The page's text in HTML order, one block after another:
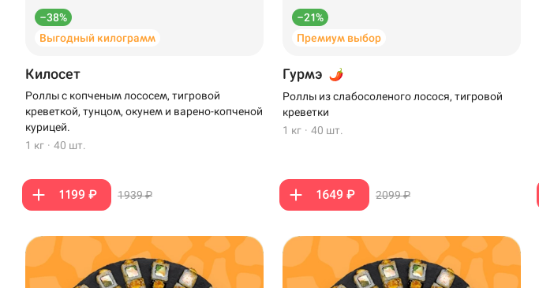
–38%
Выгодный килограмм
Килосет
Роллы с копченым лососем, тигровой
креветкой, тунцом, окунем и варено-копченой
курицей.
1 кг · 40 шт.
1199 ₽ 1939 ₽
–21%
Премиум выбор
Гурмэ
Роллы из слабосоленого лосося, тигровой
креветки
1 кг · 40 шт.
1649 ₽ 2099 ₽